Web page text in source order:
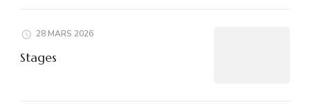
28 MARS 2026
Stages